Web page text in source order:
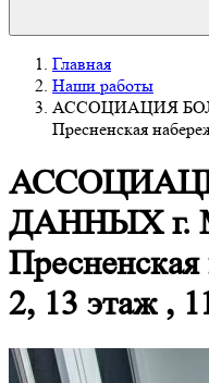
Главная
Наши работы
АССОЦИАЦИЯ
Пресненская
ДАННЫХ г.
2, 13 этаж ,